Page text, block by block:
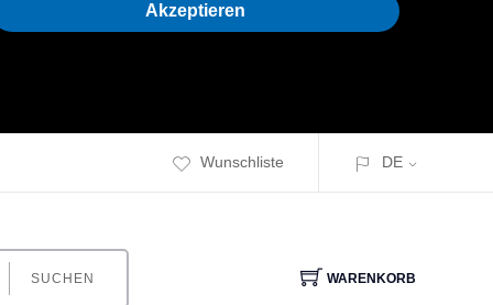
Akzeptieren
Wunschliste DE
SUCHEN WARENKORB